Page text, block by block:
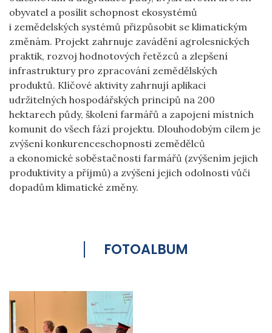
obyvatel a posílit schopnost ekosystémů
i zemědelských systémů přizpůsobit se klimatickým
změnám. Projekt zahrnuje zavádění agrolesnických
praktik, rozvoj hodnotových řetězců a zlepšení
infrastruktury pro zpracování zemědělských
produktů. Klíčové aktivity zahrnují aplikaci
udržitelných hospodářských principů na 200
hektarech půdy, školení farmářů a zapojení místních
komunit do všech fází projektu. Dlouhodobým cílem je
zvýšení konkurenceschopnosti zemědělců
a ekonomické soběstačnosti farmářů (zvýšením jejich
produktivity a příjmů) a zvýšení jejich odolnosti vůči
dopadům klimatické změny.
FOTOALBUM